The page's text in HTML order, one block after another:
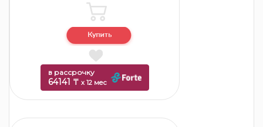
в рассрочку
64141 ₸ x 12 мес